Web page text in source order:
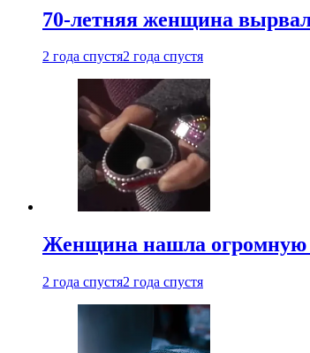
70-летняя женщина
2 года спустя2 года спустя
Женщина нашла огромную
2 года спустя2 года спустя